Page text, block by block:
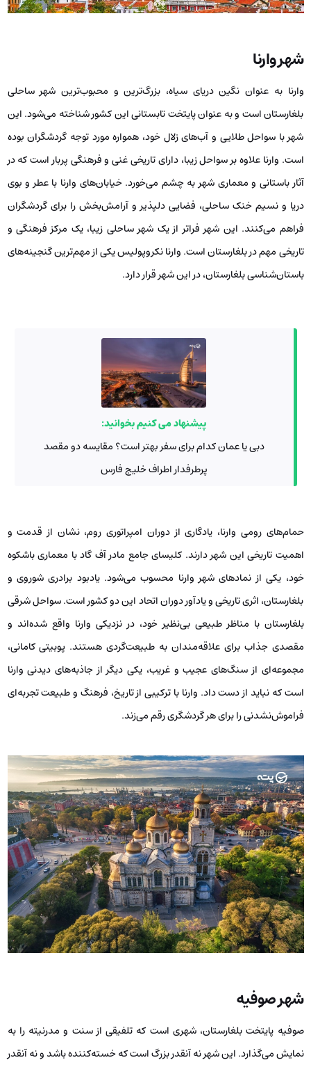
شهر وارنا
وارنا به عنوان نگین دریای سیاه، بزرگ‌ترین و محبوب‌ترین شهر ساحلی
بلغارستان است و به عنوان پایتخت تابستانی این کشور شناخته می‌شود. این
شهر با سواحل طلایی و آب‌های زلال خود، همواره مورد توجه گردشگران بوده
است. وارنا علاوه بر سواحل زیبا، دارای تاریخی غنی و فرهنگی پربار است که در
آثار باستانی و معماری شهر به چشم می‌خورد. خیابان‌های وارنا با عطر و بوی
دریا و نسیم خنک ساحلی، فضایی دلپذیر و آرامش‌بخش را برای گردشگران
فراهم می‌کنند. این شهر فراتر از یک شهر ساحلی زیبا، یک مرکز فرهنگی و
تاریخی مهم در بلغارستان است. وارنا نکروپولیس یکی از مهم‌ترین گنجینه‌های
باستان‌شناسی بلغارستان، در این شهر قرار دارد.
پیشنهاد می کنیم بخوانید:
دبی یا عمان کدام برای سفر بهتر است؟ مقایسه دو مقصد
پرطرفدار اطراف خلیج فارس
حمام‌های رومی وارنا، یادگاری از دوران امپراتوری روم، نشان از قدمت و
اهمیت تاریخی این شهر دارند. کلیسای جامع مادر آف گاد با معماری باشکوه
خود، یکی از نمادهای شهر وارنا محسوب می‌شود. یادبود برادری شوروی و
بلغارستان، اثری تاریخی و یادآور دوران اتحاد این دو کشور است. سواحل شرقی
بلغارستان با مناظر طبیعی بی‌نظیر خود، در نزدیکی وارنا واقع شده‌اند و
مقصدی جذاب برای علاقه‌مندان به طبیعت‌گردی هستند. پوبیتی کامانی،
مجموعه‌ای از سنگ‌های عجیب و غریب، یکی دیگر از جاذبه‌های دیدنی وارنا
است که نباید از دست داد. وارنا با ترکیبی از تاریخ، فرهنگ و طبیعت تجربه‌ای
فراموش‌نشدنی را برای هر گردشگری رقم می‌زند.
شهر صوفیه
صوفیه پایتخت بلغارستان، شهری است که تلفیقی از سنت و مدرنیته را به
نمایش می‌گذارد. این شهر نه آنقدر بزرگ است که خسته‌کننده باشد و نه آنقدر